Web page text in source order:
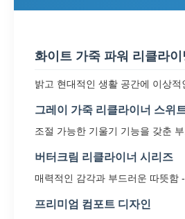
화이트 가죽 파워 리클라
밝고 현대적인 생활 공간에 이상
그레이 가죽 리클라이너 스위
조절 가능한 기울기 기능을 갖춘
버터크림 리클라이너 시리즈
매력적인 감각과 부드러운 따뜻함
프리미엄 컴포트 디자인